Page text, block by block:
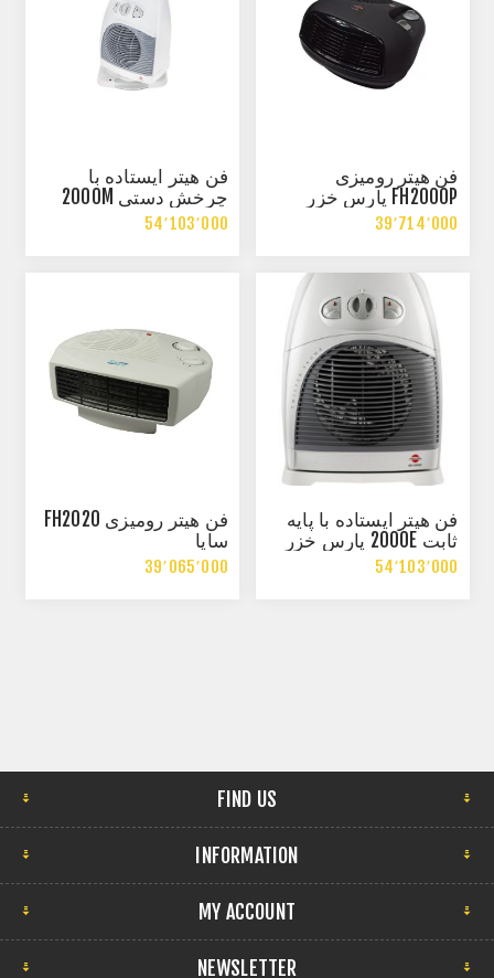
فن هيتر رومیزی
FH2000P پارس خزر
39٬714٬000
فن هيتر ايستاده با
چرخش دستی 2000M
54٬103٬000
فن هيتر ايستاده با پایه
ثابت 2000E پارس خزر
54٬103٬000
فن هيتر رومیزی FH2020
سایا
39٬065٬000
FIND US
INFORMATION
MY ACCOUNT
NEWSLETTER